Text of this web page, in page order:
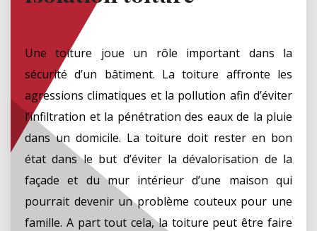
Une toiture joue un rôle important dans la
sécurité d’un bâtiment. La toiture affronte les
agressions climatiques et la pollution afin d’éviter
l’infiltration et la pénétration des eaux de la pluie
dans un domicile. La toiture doit rester en bon
état dans le but d’éviter la dévalorisation de la
façade et du mur intérieur d’une maison qui
pourrait devenir un problème couteux pour une
famille. A part tout cela, la toiture peut être faire